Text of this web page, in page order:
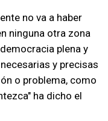
no va a haber
ninguna otra zona
plena y
y precisas
o problema, como
ha dicho el